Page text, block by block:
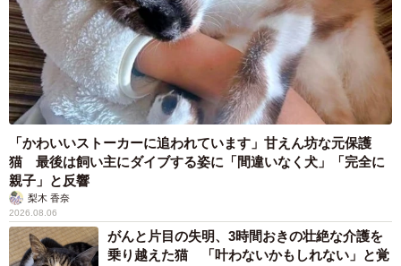
「かわいいストーカーに追われています」甘えん坊な元保護
猫 最後は飼い主にダイブする姿に「間違いなく犬」「完全に
親子」と反響
梨木 香奈
2026.08.06
がんと片目の失明、3時間おきの壮絶な介護を
乗り越えた猫 「叶わないかもしれない」と覚